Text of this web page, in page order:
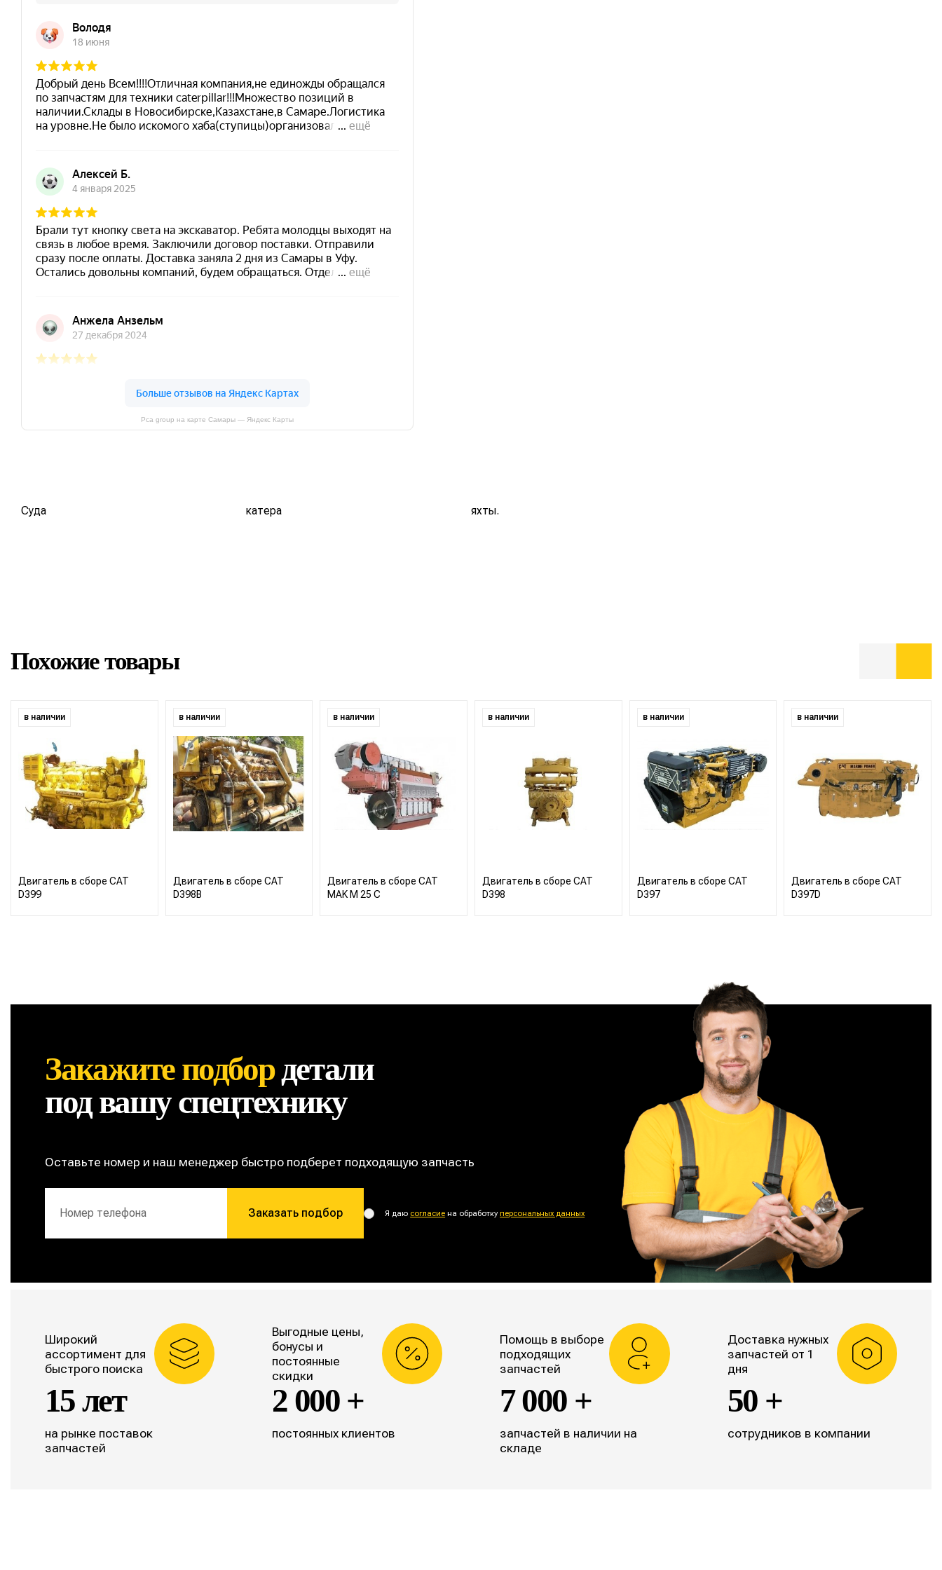
Pca group на карте Самары — Яндекс Карты
Суда катера яхты.
Похожие товары
в наличии
Двигатель в сборе CAT
D399
в наличии
Двигатель в сборе CAT
D398B
в наличии
Двигатель в сборе CAT
MAK M 25 C
в наличии
Двигатель в сборе CAT
D398
в наличии
Двигатель в сборе CAT
D397
в наличии
Двигатель в сборе CAT
D397D
Закажите подбордетали
под вашу спецтехнику
Оставьте номер и наш менеджер быстро подберет подходящую запчасть
Заказать подбор Я даю согласие на обработкуперсональных данных
Широкий
ассортимент для
быстрого поиска
15 лет
на рынке поставок
запчастей
Выгодные цены,
бонусы и
постоянные
скидки
2 000 +
постоянных клиентов
Помощь в выборе
подходящих
запчастей
7 000 +
запчастей в наличии на
складе
Доставка нужных
запчастей от 1
дня
50 +
сотрудников в компании